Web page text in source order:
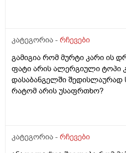
კატეგორია - რჩევები
გამიგია რომ მურტი კარი ის
ფატი არის ალერგიული ტოპი
დასაბანგელში შედისლაურად
რატომ არის უსაფრთხო?
კატეგორია - რჩევები